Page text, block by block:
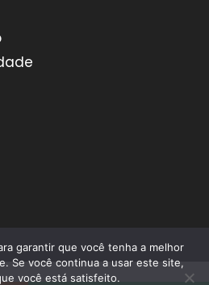
garantir que você tenha a melhor
Se você continua a usar este site,
você está satisfeito.